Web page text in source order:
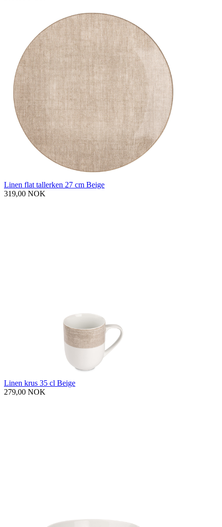
Linen flat tallerken 27 cm Beige
319,00 NOK
Linen krus 35 cl Beige
279,00 NOK